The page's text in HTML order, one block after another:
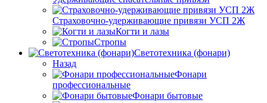
Страховочно-удерживающие привязи УСП 2Ж
Когти и лазы
Стропы
Светотехника (фонари)
Назад
Фонари
профессиональные
Фонари бытовые